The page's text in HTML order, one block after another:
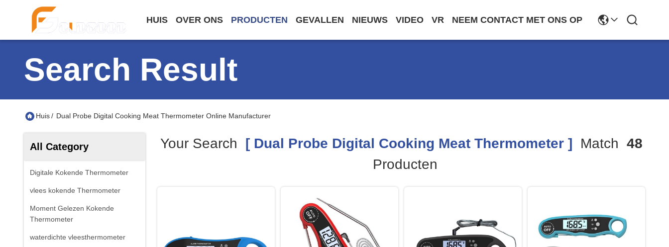
HUIS OVER ONS PRODUCTEN GEVALLEN NIEUWS VIDEO VR NEEM CONTACT MET ONS OP
Search Result
Huis/ Dual Probe Digital Cooking Meat Thermometer Online Manufacturer
All Category
Digitale Kokende Thermometer
vlees kokende Thermometer
Moment Gelezen Kokende
Thermometer
waterdichte vleesthermometer
Your Search [ Dual Probe Digital Cooking Meat Thermometer ] Match 48
Producten